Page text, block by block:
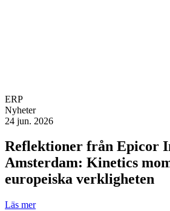
ERP
Nyheter
24 jun. 2026
Reflektioner från Epicor
Amsterdam: Kinetics
europeiska verkligheten
Läs mer